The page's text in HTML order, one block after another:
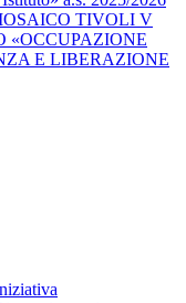
TIVOLI V
«OCCUPAZIONE
E LIBERAZIONE